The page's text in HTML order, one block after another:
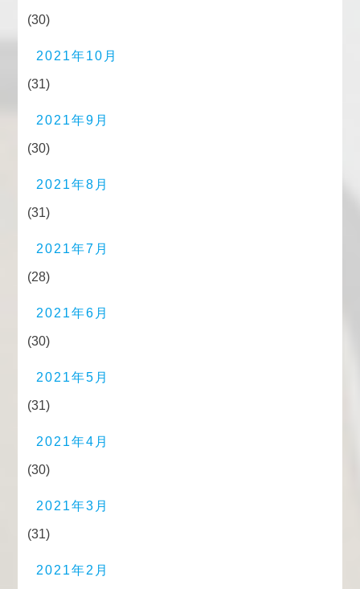
(30)
2021年10月
(31)
2021年9月
(30)
2021年8月
(31)
2021年7月
(28)
2021年6月
(30)
2021年5月
(31)
2021年4月
(30)
2021年3月
(31)
2021年2月